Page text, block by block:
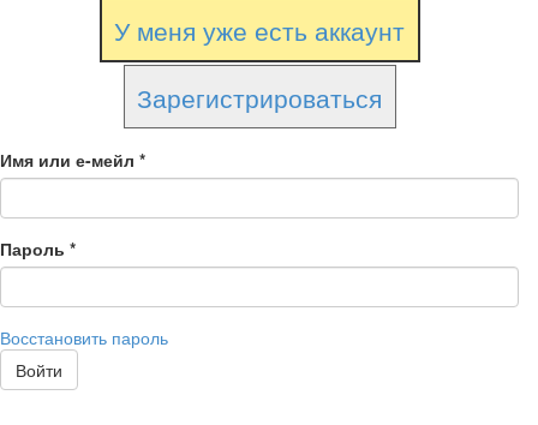
У меня уже есть аккаунт
Зарегистрироваться
Имя или е-мейл *
Пароль *
Восстановить пароль
Войти